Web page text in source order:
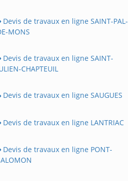
Devis de travaux en ligne SAINT-PAL-
MONS
Devis de travaux en ligne SAINT-
CHAPTEUIL
Devis de travaux en ligne SAUGUES
Devis de travaux en ligne LANTRIAC
Devis de travaux en ligne PONT-